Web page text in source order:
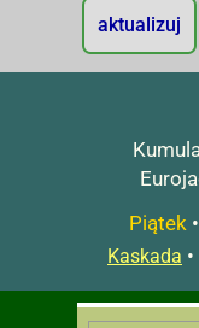
aktualizuj
Piątek •
Kaskada •